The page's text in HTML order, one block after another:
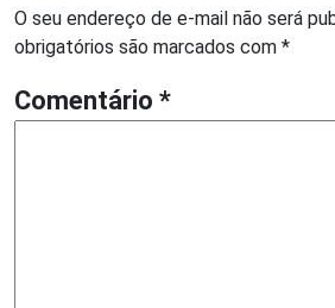
O seu endereço de e-mail não será
obrigatórios são marcados com *
Comentário *